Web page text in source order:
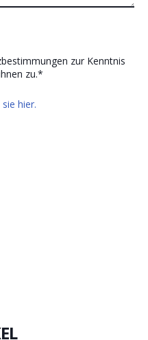
zur Kenntnis
zu.*
hier.